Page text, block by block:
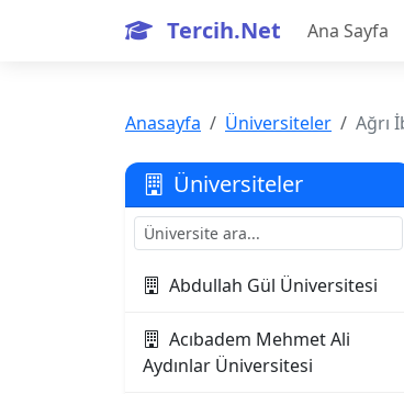
Tercih.Net Ana Sayfa
Anasayfa Üniversiteler Ağrı
Üniversiteler
Abdullah Gül Üniversitesi
Acıbadem Mehmet Ali
Aydınlar Üniversitesi